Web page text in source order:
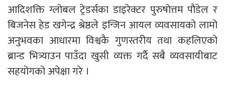
आदिशक्ति ग्लोबल ट्रेडर्सका डाइरेक्टर पुरुषोत्तम पौडेल र
बिजनेस हेड खगेन्द्र श्रेष्ठले इन्जिन आयल व्यवसायको लामो
अनुभवका आधारमा विश्वकै गुणस्तरीय तथा कहलिएको
ब्रान्ड भित्र्याउन पाउँदा खुसी व्यक्त गर्दै सबै व्यवसायीबाट
सहयोगको अपेक्षा गरे ।